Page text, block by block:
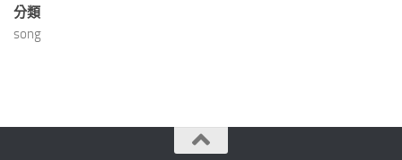
分類
song